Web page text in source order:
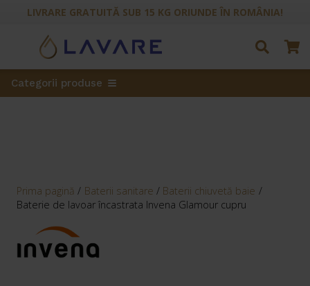
LIVRARE GRATUITĂ SUB 15 KG ORIUNDE ÎN ROMÂNIA!
Categorii produse
Prima pagină / Baterii sanitare / Baterii chiuvetă baie /
Baterie de lavoar încastrata Invena Glamour cupru